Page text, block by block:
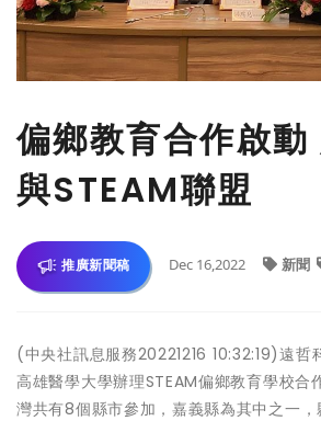
偏鄉教育合作啟
與STEAM聯盟
推廣新聞稿 Dec 16,2022 新聞
(中央社訊息服務20221216 10:32:19)遠哲
高雄醫學大學辦理STEAM偏鄉教育學校合
灣共有8個縣市參加，嘉義縣為其中之一